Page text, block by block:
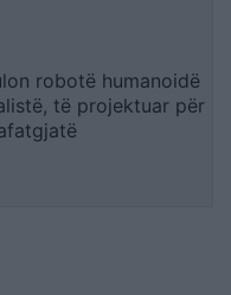
robotë humanoidë
të projektuar për